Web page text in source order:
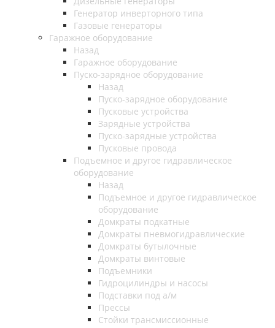
Генератор инверторного типа
Газовые генераторы
Гаражное оборудование
Назад
Гаражное оборудование
Пуско-зарядное оборудование
Назад
Пуско-зарядное оборудование
Пусковые устройства
Зарядные устройства
Пуско-зарядные устройства
Пусковые провода
Подъемное и другое гидравлическое
оборудование
Назад
Подъемное и другое гидравлическое
оборудование
Домкраты подкатные
Домкраты пневмогидравлические
Домкраты бутылочные
Домкраты винтовые
Подъемники
Гидроцилиндры и насосы
Подставки под а/м
Прессы
Стойки трансмиссионные